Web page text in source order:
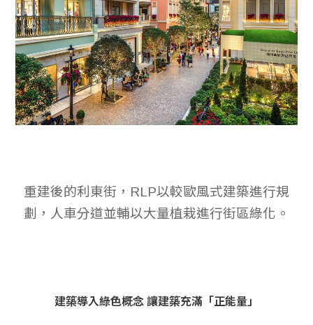
重建後的利東街，RLP以較歐風式建築進行規
劃，人車分道並輔以大量植栽進行街區綠化。
建築導入綠色概念 讓建築充滿「正能量」